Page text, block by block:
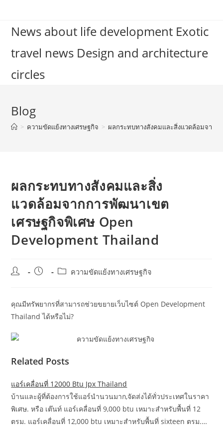
contentNews about life development Exotic
travel news Design and architecture
circles
Blog
> ความขัดแย้งทางเศรษฐกิจ > ผลกระทบทางสังคมและสิ่งแวดล้อมจากก
ผลกระทบทางสังคมและสิ่ง
แวดล้อมจากการพัฒนาเขต
เศรษฐกิจพิเศษ Open
Development Thailand
Post
Post
Postความขัดแย้งทางเศรษฐกิจ
คุณมีทรัพยากรที่สามารถช่วยขยายเว็บไซต์ Open Development
Thailand ได้หรือไม่?
Related Posts
แอร์เคลื่อนที่ 12000 Btu Jpx Thailand
บ้านและผู้ที่ต้องการใช้แอร์นำนวนมาก,จัดส่งได้ทั่วประเทศในราคา
พิเศษ. หรือ เต๊นท์ แอร์เคลื่อนที่ 9,000 btu เหมาะสำหรับพื้นที่ 12
ตรม. แอร์เคลื่อนที่ 12,000 btu เหมาะสำหรับพื้นที่ sixteen ตรม.…